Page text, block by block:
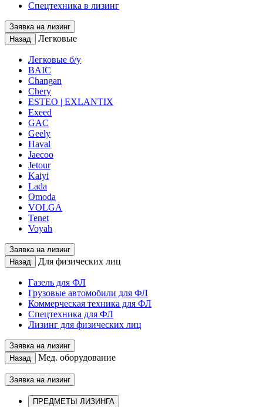
Спецтехника в лизинг
Заявка на лизинг
Назад
Легковые
Легковые б/у
BAIC
Changan
Chery
ESTEO | EXLANTIX
Exeed
GAC
Geely
Haval
Jaecoo
Jetour
Kaiyi
Lada
Omoda
VOLGA
Tenet
Voyah
Заявка на лизинг
Назад
Для физических лиц
Газель для ФЛ
Грузовые автомобили для ФЛ
Коммерческая техника для ФЛ
Спецтехника для ФЛ
Лизинг для физических лиц
Заявка на лизинг
Назад
Мед. оборудование
Заявка на лизинг
ПРЕДМЕТЫ ЛИЗИНГА